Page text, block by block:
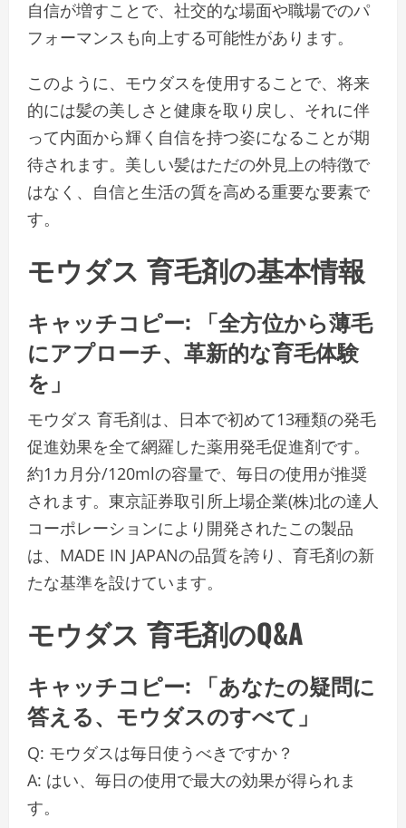
自信が増すことで、社交的な場面や職場でのパ
フォーマンスも向上する可能性があります。
このように、モウダスを使用することで、将来
的には髪の美しさと健康を取り戻し、それに伴
って内面から輝く自信を持つ姿になることが期
待されます。美しい髪はただの外見上の特徴で
はなく、自信と生活の質を高める重要な要素で
す。
モウダス 育毛剤の基本情報
キャッチコピー: 「全方位から薄毛
にアプローチ、革新的な育毛体験
を」
モウダス 育毛剤は、日本で初めて13種類の発毛
促進効果を全て網羅した薬用発毛促進剤です。
約1カ月分/120mlの容量で、毎日の使用が推奨
されます。東京証券取引所上場企業(株)北の達人
コーポレーションにより開発されたこの製品
は、MADE IN JAPANの品質を誇り、育毛剤の新
たな基準を設けています。
モウダス 育毛剤のQ&A
キャッチコピー: 「あなたの疑問に
答える、モウダスのすべて」
Q: モウダスは毎日使うべきですか？
A: はい、毎日の使用で最大の効果が得られま
す。